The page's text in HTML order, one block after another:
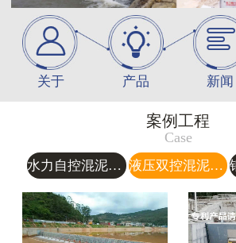

关于

产品

新闻
案例工程
Case
水力自控混泥土翻板闸门 液压双控混泥土翻板闸门